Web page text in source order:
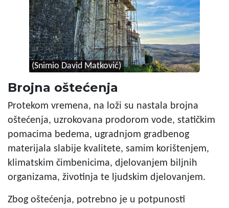
(Snimio David Matković)
Brojna oštećenja
Protekom vremena, na loži su nastala brojna
oštećenja, uzrokovana prodorom vode, statičkim
pomacima bedema, ugradnjom gradbenog
materijala slabije kvalitete, samim korištenjem,
klimatskim čimbenicima, djelovanjem biljnih
organizama, životinja te ljudskim djelovanjem.
Zbog oštećenja, potrebno je u potpunosti